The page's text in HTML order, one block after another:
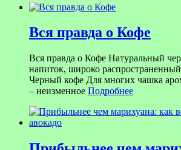
Вся правда о Кофе
Вся правда о Кофе Натуральный
напиток, широко
Черный кофе Для многих чашка
– неизменное Подробнее